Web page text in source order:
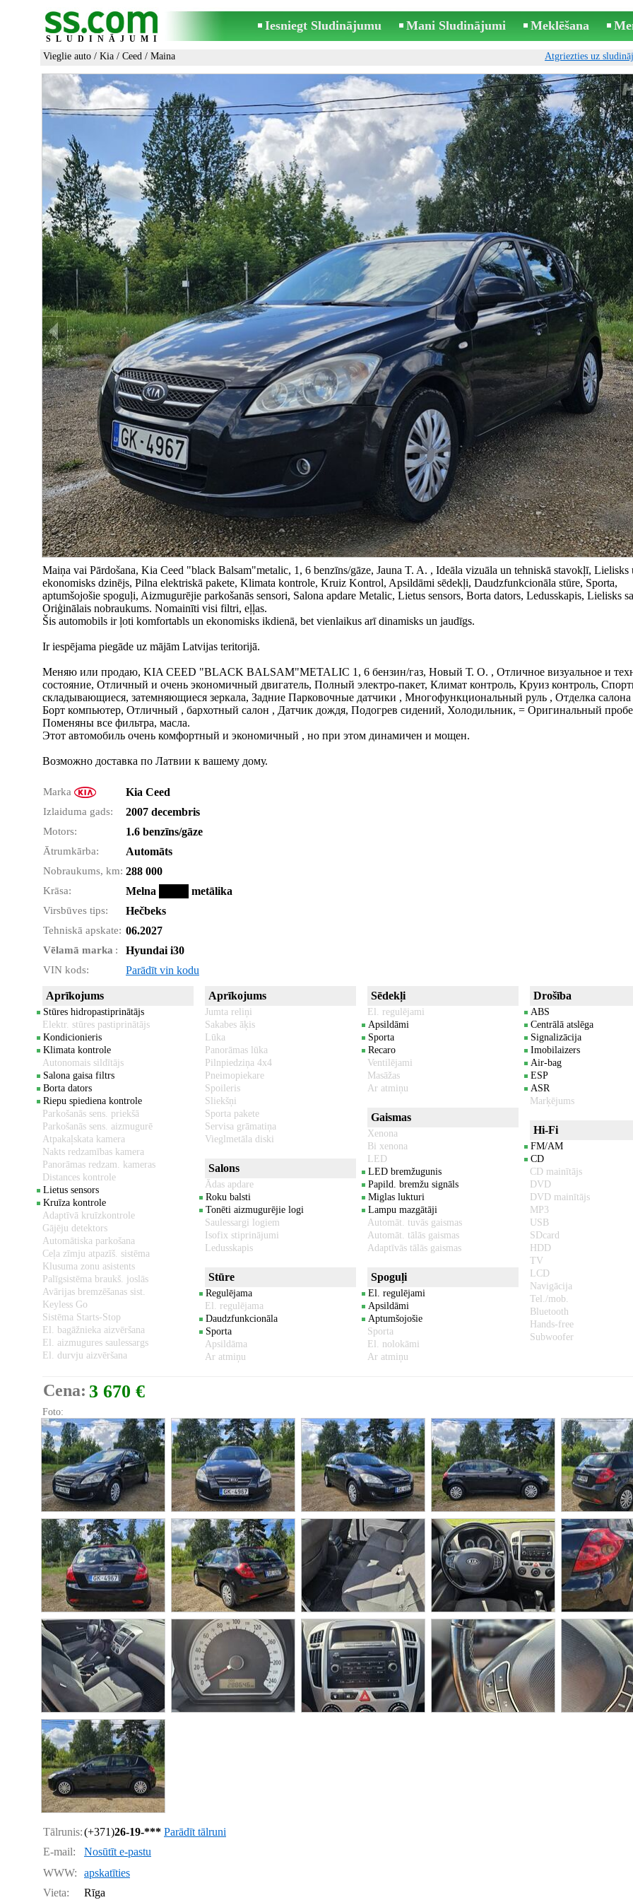
SLUDINĀJUMI
Iesniegt Sludinājumu Mani Sludinājumi Meklēšana
Vieglie auto / Kia / Ceed / Maina Atgriezties uz
Maiņa vai Pārdošana, Kia Ceed "black Balsam"metalic, 1, 6 benzīns/gāze, Jauna T. A. , Ideāla vizuāla un tehniskā stavokļī, Lielisks
ekonomisks dzinējs, Pilna elektriskā pakete, Klimata kontrole, Kruiz Kontrol, Apsildāmi sēdekļi, Daudzfunkcionāla stūre, Sporta,
aptumšojošie spoguļi, Aizmugurējie parkošanās sensori, Salona apdare Metalic, Lietus sensors, Borta dators, Ledusskapis, Lielisks
Oriģinālais nobraukums. Nomainīti visi filtri, eļļas.
Šis automobils ir ļoti komfortabls un ekonomisks ikdienā, bet vienlaikus arī dinamisks un jaudīgs.
Ir iespējama piegāde uz mājām Latvijas teritorijā.
Меняю или продаю, KIA CEED "BLACK BALSAM"METALIC 1, 6 бензин/газ, Новый Т. О. , Отличное визуальное и
состояние, Отличный и очень экономичный двигатель, Полный электро-пакет, Климат контроль, Круиз контроль,
складывающиеся, затемняющиеся зеркала, Задние Парковочные датчики , Многофункциональный руль , Отделка салона
Борт компьютер, Отличный , бархотный салон , Датчик дождя, Подогрев сидений, Холодильник, = Оригинальный
Поменяны все фильтра, масла.
Этот автомобиль очень комфортный и экономичный , но при этом динамичен и мощен.
Возможно доставка по Латвии к вашему дому.
Marka Kia Ceed
Izlaiduma gads: 2007 decembris
Motors: 1.6 benzīns/gāze
Ātrumkārba: Automāts
Nobraukums, km: 288 000
Krāsa: Melna metālika
Virsbūves tips: Hečbeks
Tehniskā apskate: 06.2027
Vēlamā marka : Hyundai i30
VIN kods: Parādīt vin kodu
Aprīkojums
Stūres hidropastiprinātājs
Elektr. stūres pastiprinātājs
Kondicionieris
Klimata kontrole
Autonomais sildītājs
Salona gaisa filtrs
Borta dators
Riepu spiediena kontrole
Parkošanās sens. priekšā
Parkošanās sens. aizmugurē
Atpakaļskata kamera
Nakts redzamības kamera
Panorāmas redzam. kameras
Distances kontrole
Lietus sensors
Kruīza kontrole
Adaptīvā kruīzkontrole
Gājēju detektors
Automātiska parkošana
Ceļa zīmju atpazīš. sistēma
Klusuma zonu asistents
Palīgsistēma braukš. joslās
Avārijas bremzēšanas sist.
Keyless Go
Sistēma Starts-Stop
El. bagāžnieka aizvēršana
El. aizmugures saulessargs
El. durvju aizvēršana
Aprīkojums
Jumta reliņi
Sakabes āķis
Lūka
Panorāmas lūka
Pilnpiedziņa 4x4
Pneimopiekare
Spoileris
Sliekšņi
Sporta pakete
Servisa grāmatiņa
Vieglmetāla diski
Salons
Ādas apdare
Roku balsti
Tonēti aizmugurējie logi
Saulessargi logiem
Isofix stiprinājumi
Ledusskapis
Stūre
Regulējama
El. regulējama
Daudzfunkcionāla
Sporta
Apsildāma
Ar atmiņu
Sēdekļi
El. regulējami
Apsildāmi
Sporta
Recaro
Ventilējami
Masāžas
Ar atmiņu
Gaismas
Xenona
Bi xenona
LED
LED bremžugunis
Papild. bremžu signāls
Miglas lukturi
Lampu mazgātāji
Automāt. tuvās gaismas
Automāt. tālās gaismas
Adaptīvās tālās gaismas
Spoguļi
El. regulējami
Apsildāmi
Aptumšojošie
Sporta
El. nolokāmi
Ar atmiņu
Drošība
ABS
Centrālā atslēga
Signalizācija
Imobilaizers
Air-bag
ESP
ASR
Marķējums
Hi-Fi
FM/AM
CD
CD mainītājs
DVD
DVD mainītājs
MP3
USB
SDcard
HDD
TV
LCD
Navigācija
Tel./mob.
Bluetooth
Hands-free
Subwoofer
Cena: 3 670 €
Foto:
Tālrunis:(+371)26-19-*** Parādīt tālruni
E-mail:
Nosūtīt e-pastu
WWW:
apskatīties
Vieta:
Rīga